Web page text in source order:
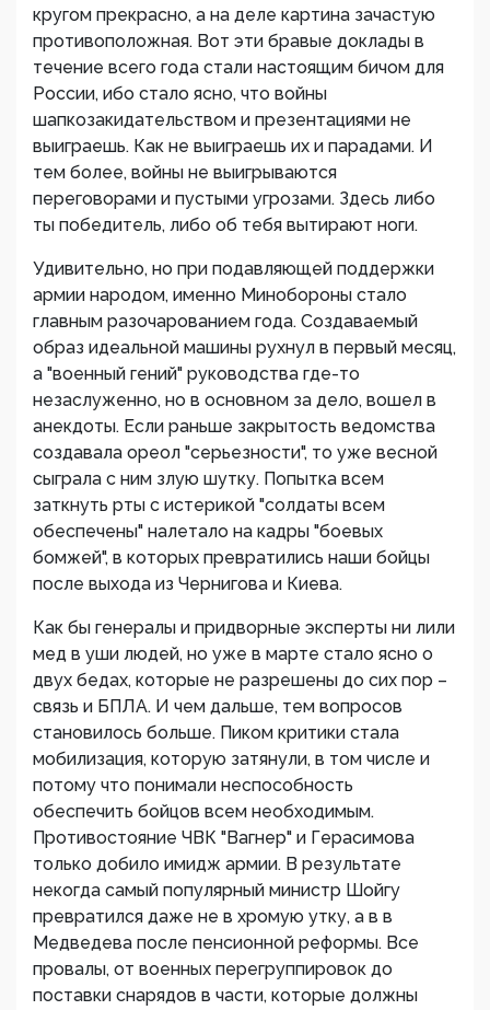
кругом прекрасно, а на деле картина зачастую
противоположная. Вот эти бравые доклады в
течение всего года стали настоящим бичом для
России, ибо стало ясно, что войны
шапкозакидательством и презентациями не
выиграешь. Как не выиграешь их и парадами. И
тем более, войны не выигрываются
переговорами и пустыми угрозами. Здесь либо
ты победитель, либо об тебя вытирают ноги.
Удивительно, но при подавляющей поддержки
армии народом, именно Минобороны стало
главным разочарованием года. Создаваемый
образ идеальной машины рухнул в первый месяц,
а "военный гений" руководства где-то
незаслуженно, но в основном за дело, вошел в
анекдоты. Если раньше закрытость ведомства
создавала ореол "серьезности", то уже весной
сыграла с ним злую шутку. Попытка всем
заткнуть рты с истерикой "солдаты всем
обеспечены" налетало на кадры "боевых
бомжей", в которых превратились наши бойцы
после выхода из Чернигова и Киева.
Как бы генералы и придворные эксперты ни лили
мед в уши людей, но уже в марте стало ясно о
двух бедах, которые не разрешены до сих пор –
связь и БПЛА. И чем дальше, тем вопросов
становилось больше. Пиком критики стала
мобилизация, которую затянули, в том числе и
потому что понимали неспособность
обеспечить бойцов всем необходимым.
Противостояние ЧВК "Вагнер" и Герасимова
только добило имидж армии. В результате
некогда самый популярный министр Шойгу
превратился даже не в хромую утку, а в в
Медведева после пенсионной реформы. Все
провалы, от военных перегруппировок до
поставки снарядов в части, которые должны